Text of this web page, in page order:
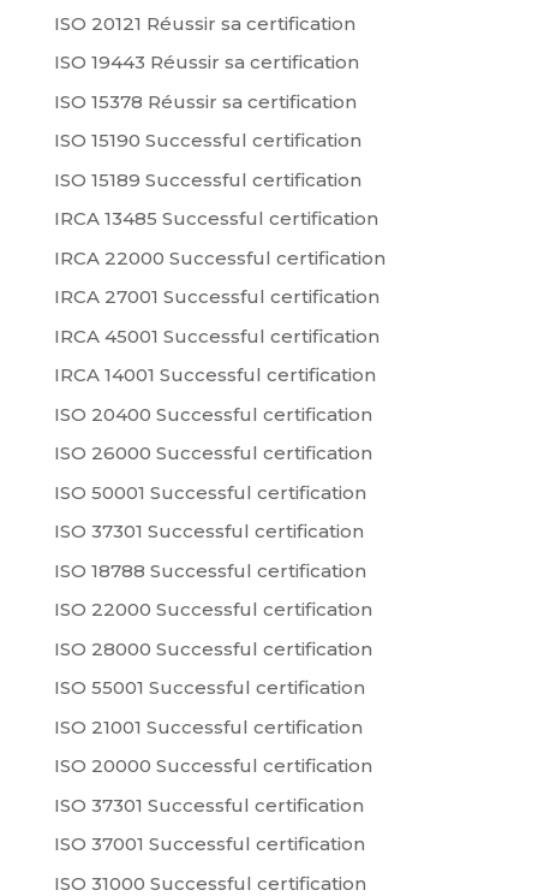
ISO 20121 Réussir sa certification
ISO 19443 Réussir sa certification
ISO 15378 Réussir sa certification
ISO 15190 Successful certification
ISO 15189 Successful certification
IRCA 13485 Successful certification
IRCA 22000 Successful certification
IRCA 27001 Successful certification
IRCA 45001 Successful certification
IRCA 14001 Successful certification
ISO 20400 Successful certification
ISO 26000 Successful certification
ISO 50001 Successful certification
ISO 37301 Successful certification
ISO 18788 Successful certification
ISO 22000 Successful certification
ISO 28000 Successful certification
ISO 55001 Successful certification
ISO 21001 Successful certification
ISO 20000 Successful certification
ISO 37301 Successful certification
ISO 37001 Successful certification
ISO 31000 Successful certification